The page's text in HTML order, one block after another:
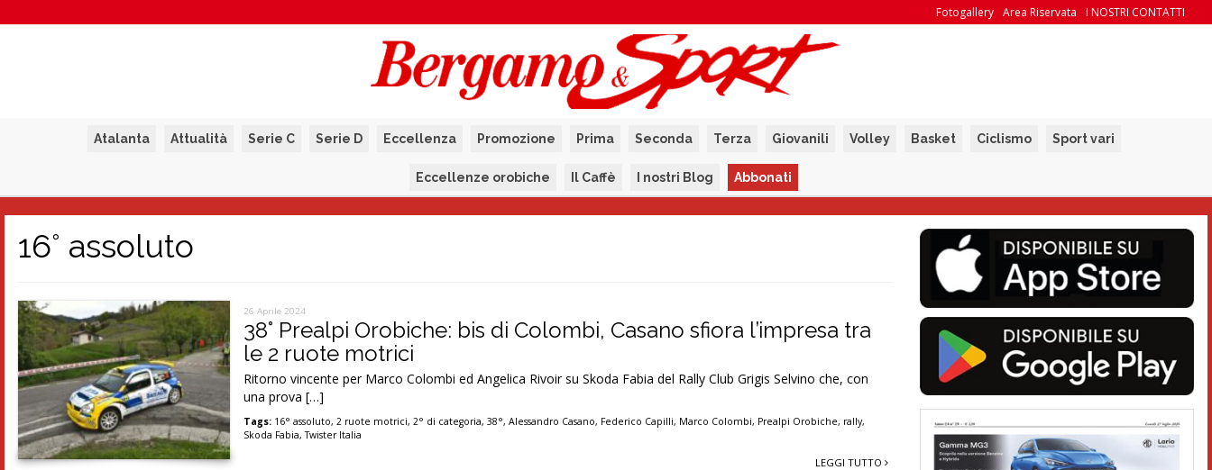
I NOSTRI CONTATTI
Area Riservata
Fotogallery
Atalanta Attualità Serie C Serie D Eccellenza Promozione Prima Seconda Terza Giovanili Volley Basket Ciclismo Sport vari
Eccellenze orobiche Il Caffè I nostri Blog Abbonati
16° assoluto
26 Aprile 2024
38° Prealpi Orobiche: bis di Colombi, Casano sfiora l’impresa tra
le 2 ruote motrici
Ritorno vincente per Marco Colombi ed Angelica Rivoir su Skoda Fabia del Rally Club Grigis Selvino che, con
una prova […]
Tags: 16° assoluto,2 ruote motrici,2° di categoria,38°,Alessandro Casano, Federico Capilli, Marco Colombi, Prealpi Orobiche, rally,
Skoda Fabia,Twister Italia
LEGGI TUTTO